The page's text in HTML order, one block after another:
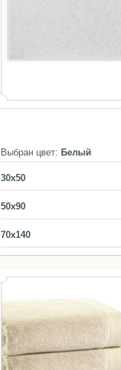
Выбран цвет: Белый
30x50
50x90
70x140